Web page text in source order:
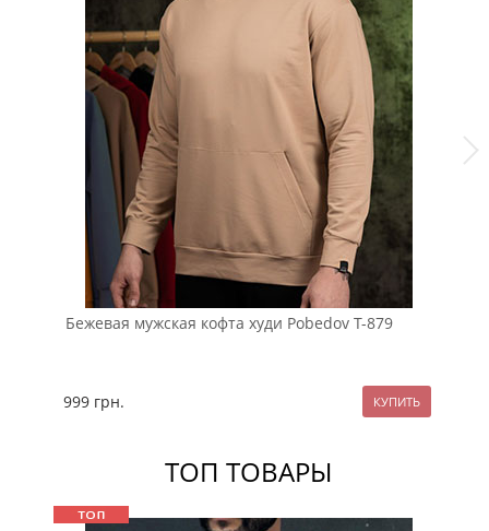
Бежевая мужская кофта худи Pobedov Т-879
999 грн.
ТОП ТОВАРЫ